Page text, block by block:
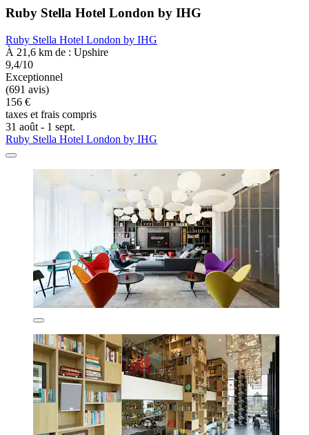
Ruby Stella Hotel London by IHG
Ruby Stella Hotel London by IHG
À 21,6 km de : Upshire
9,4/10
Exceptionnel
(691 avis)
156 €
taxes et frais compris
31 août - 1 sept.
Ruby Stella Hotel London by IHG